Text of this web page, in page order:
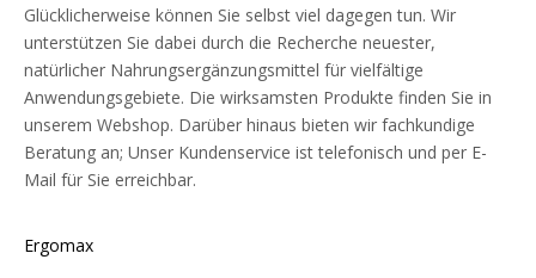
Glücklicherweise können Sie selbst viel dagegen tun. Wir
unterstützen Sie dabei durch die Recherche neuester,
natürlicher Nahrungsergänzungsmittel für vielfältige
Anwendungsgebiete. Die wirksamsten Produkte finden Sie in
unserem Webshop. Darüber hinaus bieten wir fachkundige
Beratung an; Unser Kundenservice ist telefonisch und per E-
Mail für Sie erreichbar.
Ergomax